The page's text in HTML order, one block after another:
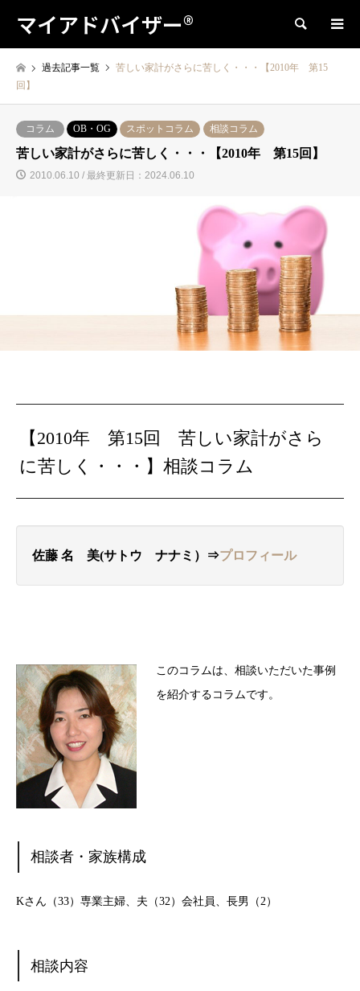
マイアドバイザー® 検索
過去記事一覧
苦しい家計がさらに苦しく・・・【2010年 第15
回】
コラム OB・OG スポットコラム 相談コラム
苦しい家計がさらに苦しく・・・【2010年 第15回】
2010.06.10 / 最終更新日：2024.06.10
【2010年 第15回苦しい家計がさら
に苦しく・・・ 】相談コラム
佐藤 名ゝ美(サトウ ナナミ）⇒プロフィール
このコラムは、相談いただいた事例
を紹介するコラムです。
相談者・家族構成
Kさん（33）専業主婦、夫（32）会社員、長男（2）
相談内容